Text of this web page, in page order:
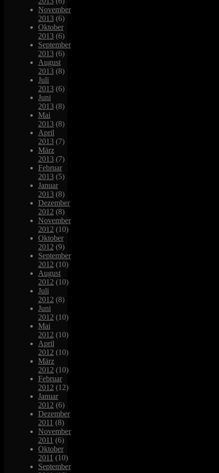
November
2013 (6)
Oktober
2013 (6)
September
2013 (6)
August
2013 (8)
Juli
2013 (6)
Juni
2013 (8)
Mai
2013 (8)
April
2013 (7)
März
2013 (7)
Februar
2013 (5)
Januar
2013 (8)
Dezember
2012 (8)
November
2012 (10)
Oktober
2012 (9)
September
2012 (10)
August
2012 (10)
Juli
2012 (8)
Juni
2012 (10)
Mai
2012 (10)
April
2012 (10)
März
2012 (10)
Februar
2012 (12)
Januar
2012 (6)
Dezember
2011 (8)
November
2011 (6)
Oktober
2011 (10)
September